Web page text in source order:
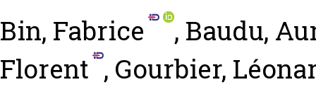
Bin, Fabrice
, Baudu,
Florent , Gourbier,